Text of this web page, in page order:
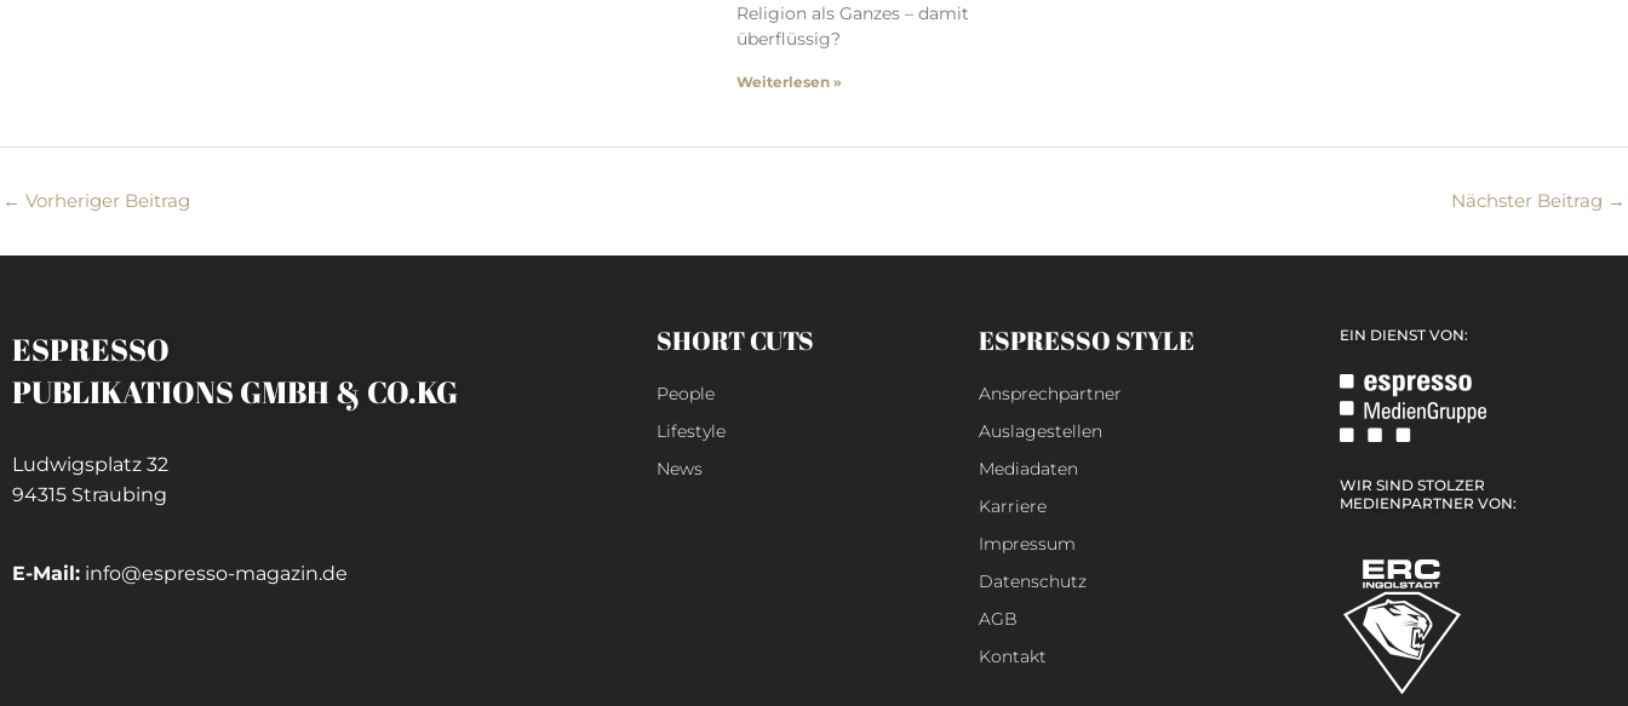
Religion als Ganzes – damit
überflüssig?
Weiterlesen »
← Vorheriger Beitrag Nächster Beitrag →
ESPRESSO
PUBLIKATIONS GMBH & CO.KG
Ludwigsplatz 32
94315 Straubing
E-Mail: info@espresso-magazin.de
SHORT CUTS
People
Lifestyle
News
ESPRESSO STYLE
Ansprechpartner
Auslagestellen
Mediadaten
Karriere
Impressum
Datenschutz
AGB
Kontakt
EIN DIENST VON:
WIR SIND STOLZER
MEDIENPARTNER VON: